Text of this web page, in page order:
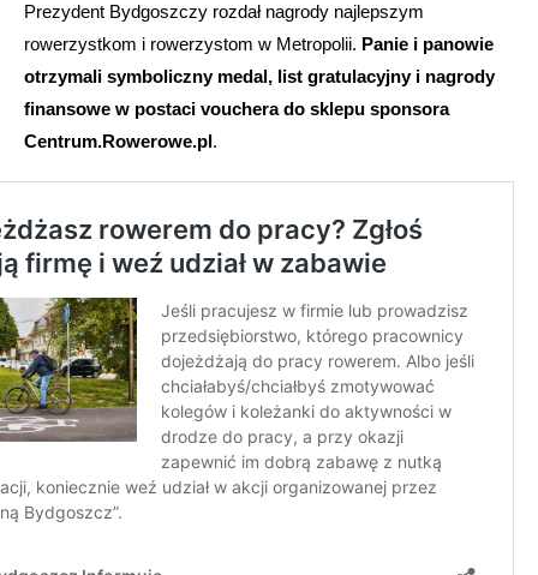
Prezydent Bydgoszczy rozdał nagrody najlepszym
rowerzystkom i rowerzystom w Metropolii. Panie i panowie
otrzymali symboliczny medal, list gratulacyjny i nagrody
finansowe w postaci vouchera do sklepu sponsora
Centrum.Rowerowe.pl.